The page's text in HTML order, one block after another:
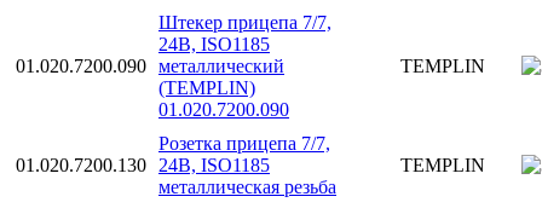
01.020.7200.090
Штекер прицепа 7/7,
24В, ISO1185
металлический
(TEMPLIN)
01.020.7200.090
TEMPLIN
01.020.7200.130
Розетка прицепа 7/7,
24В, ISO1185
металлическая резьба
TEMPLIN